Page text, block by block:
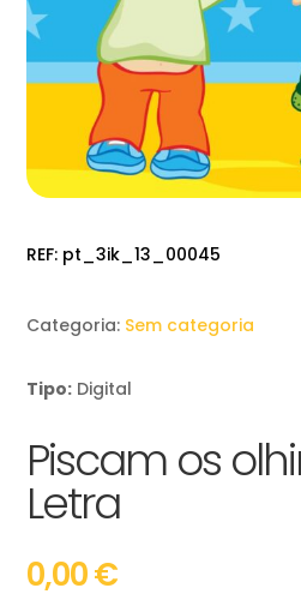
REF: pt_3ik_13_00045
Categoria: Sem categoria
Tipo: Digital
Piscam os
Letra
0,00€